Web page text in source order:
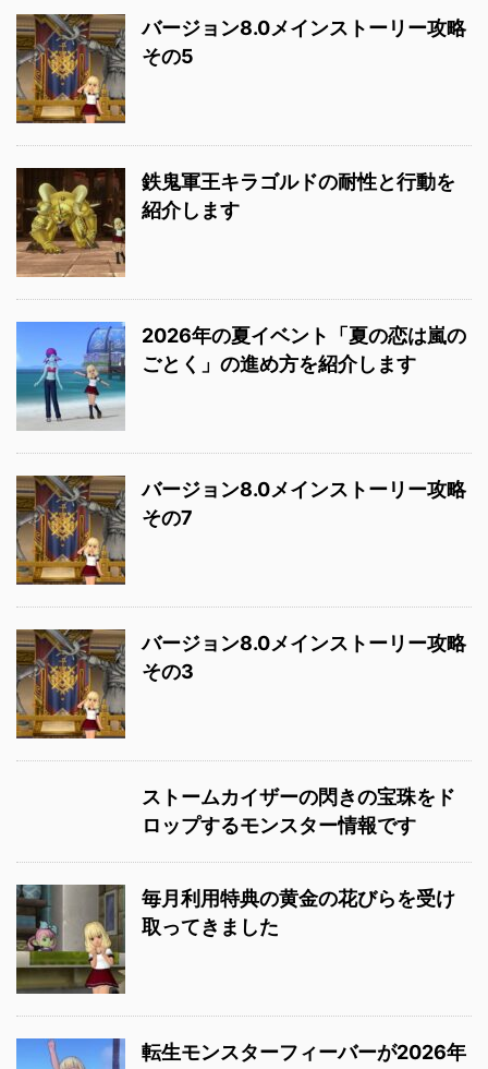
バージョン8.0メインストーリー攻略
その5
鉄鬼軍王キラゴルドの耐性と行動を
紹介します
2026年の夏イベント「夏の恋は嵐の
ごとく」の進め方を紹介します
バージョン8.0メインストーリー攻略
その7
バージョン8.0メインストーリー攻略
その3
ストームカイザーの閃きの宝珠をド
ロップするモンスター情報です
毎月利用特典の黄金の花びらを受け
取ってきました
転生モンスターフィーバーが2026年